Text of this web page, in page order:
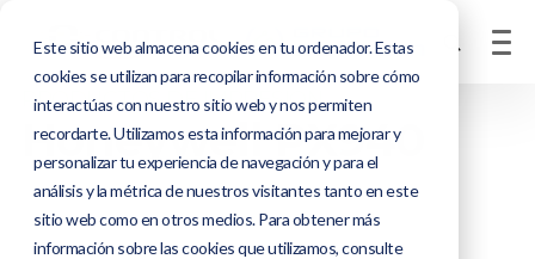
Este sitio web almacena cookies en tu ordenador. Estas
cookies se utilizan para recopilar información sobre cómo
interactúas con nuestro sitio web y nos permiten
recordarte. Utilizamos esta información para mejorar y
personalizar tu experiencia de navegación y para el
análisis y la métrica de nuestros visitantes tanto en este
sitio web como en otros medios. Para obtener más
información sobre las cookies que utilizamos, consulte
PRODUCTOS DE IMPRESIÓN
Honeywell PX940
Impersora industrial